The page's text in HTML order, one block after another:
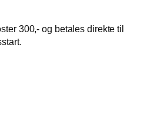
300,- og betales direkte til